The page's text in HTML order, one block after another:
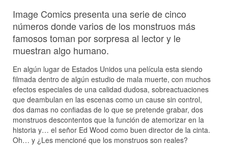
Image Comics presenta una serie de cinco
números donde varios de los monstruos más
famosos toman por sorpresa al lector y le
muestran algo humano.
En algún lugar de Estados Unidos una película esta siendo
filmada dentro de algún estudio de mala muerte, con muchos
efectos especiales de una calidad dudosa, sobreactuaciones
que deambulan en las escenas como un cause sin control,
dos damas no confiadas de lo que se pretende grabar, dos
monstruos descontentos que la función de atemorizar en la
historia y… el señor Ed Wood como buen director de la cinta.
Oh… y ¿Les mencioné que los monstruos son reales?